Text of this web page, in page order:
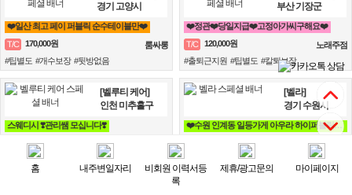
경기 고양시
❤️일산 최고 페이 퍼블릭 순수테이블만❤️
T/C
170,000원
룸싸롱
#팁별도 #개수보장 #뒷방없음
부산 기장군
❤️정관❤️당일지급❤️고정아가씨구해요❤️
T/C
120,000원
노래주점
#출퇴근지원 #팁별도 #칼퇴보장
[벨루티 케어]
인천 미추홀구
스웨디시 ❣️관리쌤 모십니다❣️
80,000원
마사지
#순번확실 #팁별도 #텃세없음
[벨라]
경기 수원시
❤️수원 인계동 일등가게 아우라 하이퍼블릭/가라오케 언니가 잘 챙겨줄께!!!❤️
노래주점
#식사제공 #칼퇴보장 #텃세없음
홈 내주변일자리
비회원 이력서등
록
제휴/광고문의 마이페이지